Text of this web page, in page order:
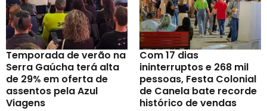
Temporada de verão na
Serra Gaúcha terá alta
de 29% em oferta de
assentos pela Azul
Viagens
Com 17 dias
ininterruptos e 268 mil
pessoas, Festa Colonial
de Canela bate recorde
histórico de vendas